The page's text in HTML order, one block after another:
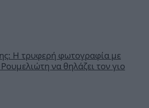
Η τρυφερή φωτογραφία με
να θηλάζει τον γιο